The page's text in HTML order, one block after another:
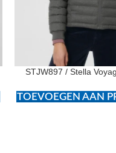
STJW897 / Stella
TOEVOEGEN AAN